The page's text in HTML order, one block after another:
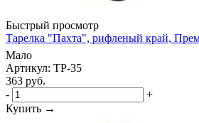
Быстрый просмотр
Тарелка "Пахта", рифленый край,
Мало
Артикул: TP-35
363 руб.
-
+
Купить →